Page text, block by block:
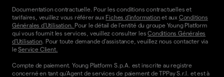
Documentation contractuelle. Pour les conditions contractuelles et
tarifaires, veuillez vous référer aux Fiches d'information et aux Conditions
Générales d'Utilisation. Pour le détail de l'entité du groupe Young Platform
qui vous fournit les services, veuillez consulter lesConditions Générales
d'Utilisation. Pour toute demande d'assistance, veuillez nous contacter via
leService Client.
Compte de paiement. Young Platform S.p.A. est inscrite au registre
concerné en tant qu'Agent de services de paiement de TPPay S.r.l. et est à